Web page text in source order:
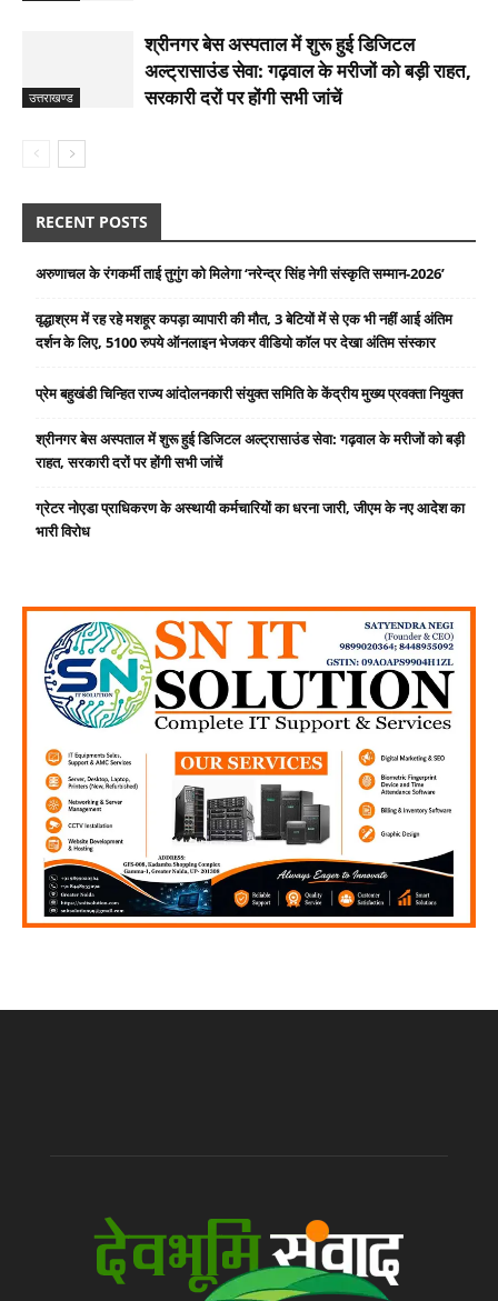
उत्तराखण्ड
श्रीनगर बेस अस्पताल में शुरू हुई डिजिटल
अल्ट्रासाउंड सेवा: गढ़वाल के मरीजों को बड़ी राहत,
सरकारी दरों पर होंगी सभी जांचें
RECENT POSTS
अरुणाचल के रंगकर्मी ताई तुगुंग को मिलेगा ‘नरेन्द्र सिंह नेगी संस्कृति सम्मान-2026’
वृद्धाश्रम में रह रहे मशहूर कपड़ा व्यापारी की मौत, 3 बेटियों में से एक भी नहीं आई अंतिम
दर्शन के लिए, 5100 रुपये ऑनलाइन भेजकर वीडियो कॉल पर देखा अंतिम संस्कार
प्रेम बहुखंडी चिन्हित राज्य आंदोलनकारी संयुक्त समिति के केंद्रीय मुख्य प्रवक्ता नियुक्त
श्रीनगर बेस अस्पताल में शुरू हुई डिजिटल अल्ट्रासाउंड सेवा: गढ़वाल के मरीजों को बड़ी
राहत, सरकारी दरों पर होंगी सभी जांचें
ग्रेटर नोएडा प्राधिकरण के अस्थायी कर्मचारियों का धरना जारी, जीएम के नए आदेश का
भारी विरोध